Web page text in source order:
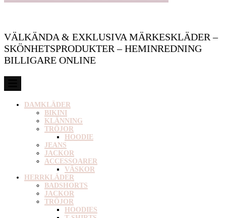
VÄLKÄNDA & EXKLUSIVA MÄRKESKLÄDER –
SKÖNHETSPRODUKTER – HEMINREDNING
BILLIGARE ONLINE
DAMKLÄDER
BIKINI
KLÄNNING
TRÖJOR
HOODIE
JEANS
JACKOR
ACCESSOARER
VÄSKOR
HERRKLÄDER
BADSHORTS
JACKOR
TRÖJOR
HOODIES